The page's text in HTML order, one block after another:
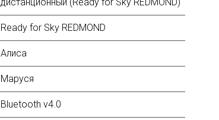
дистанционный (Ready for Sky REDMOND)
Ready for Sky REDMOND
Алиса
Маруся
Bluetooth v4.0